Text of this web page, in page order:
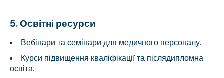
5. Освітні ресурси
Вебінари та семінари для медичного персоналу.
Курси підвищення кваліфікації та післядипломна
освіта.